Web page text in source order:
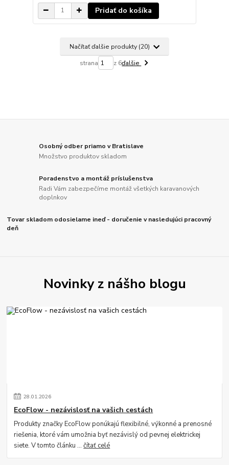
Pridať do košíka
Načítať ďalšie produkty (20)
strana z 6ďalšie
Osobný odber priamo v Bratislave
Množstvo produktov skladom
Poradenstvo a montáž príslušenstva
Radi Vám zabezpečíme montáž všetkých karavanových
doplnkov
Tovar skladom odosielame ineď - doručenie v nasledujúci pracovný
deň
Novinky z nášho blogu
28.01.2026
EcoFlow - nezávislosť na vašich cestách
Produkty značky EcoFlow ponúkajú flexibilné, výkonné a prenosné
riešenia, ktoré vám umožnia byť nezávislý od pevnej elektrickej
siete. V tomto článku ...čítať celé